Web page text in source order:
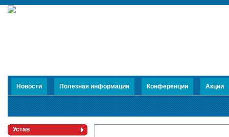
Новости Полезная информация Конференции Акции
Устав